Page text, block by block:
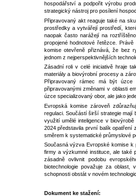
hospodářství a podpořit výrobu
strategický nástroj pro posílení
Připravovaný akt reaguje také na
prostředky a vytvářejí prostředí,
naopak často narážejí na
propojené hodnotové řetězce.
komise otevřeně přiznává, že bez
jednom z nejperspektivnějších
Zásadní roli v celé iniciativě hraje
materiály a biovýrobní procesy a
Připravovaný rámec má být úzce
připravovanými změnami v oblasti
úzce specializovaný obor, ale jako
Evropská komise zároveň
regulaci. Součástí širší strategie mají
využití umělé inteligence v
2024 představila první balík opatření
směrem k systematické průmyslové
Současná výzva Evropské komise k
firmy a výzkumné instituce, ale také
zásadně ovlivnit podobu
biotechnologie považuje za
schopnosti obstát v novém
Dokument ke stažení: